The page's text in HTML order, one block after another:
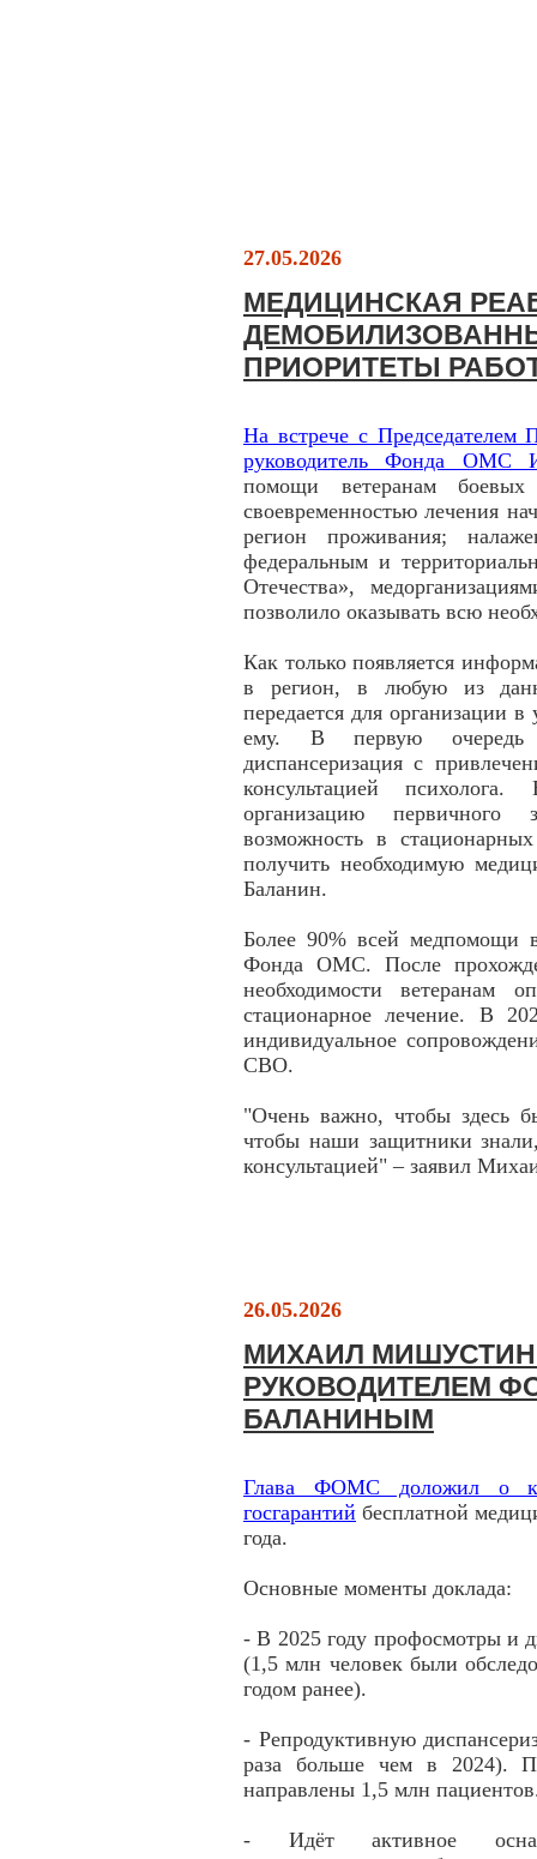
27.05.2026
МЕДИЦИНСКАЯ
ПРИОРИТЕТЫ
На встрече с
руководитель Фонда ОМС
помощи ветеранам
своевременностью лечения
регион проживания;
федеральным и
Отечества»,
позволило оказывать всю
Как только появляется
в регион, в любую из
передается для организации
ему. В первую очередь
диспансеризация с
консультацией
организацию первичного
возможность в
получить необходимую
Баланин.
Более 90% всей медпомощи
Фонда ОМС. После
необходимости ветеранам
стационарное лечение. В
индивидуальное
СВО.
"Очень важно, чтобы здесь
чтобы наши защитники
консультацией" – заявил
26.05.2026
МИХАИЛ МИШУСТИН
РУКОВОДИТЕЛЕМ
БАЛАНИНЫМ
Глава ФОМС доложил о
госгарантий бесплатной
года.
Основные моменты доклада:
- В 2025 году профосмотры и
(1,5 млн человек были
годом ранее).
- Репродуктивную
раза больше чем в 2024).
направлены 1,5 млн
- Идёт активное